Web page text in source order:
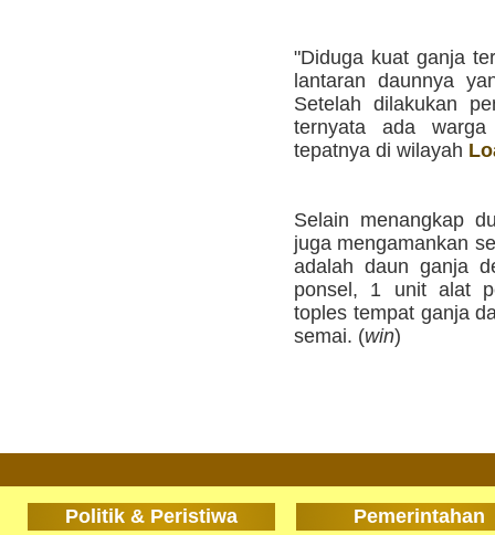
"Diduga kuat ganja
lantaran daunnya
Setelah dilakukan
ternyata ada warga
tepatnya di wilayah
Selain menangkap
juga mengamankan
adalah daun ganja
ponsel, 1 unit alat
toples tempat ganja
semai. (win)
Politik & Peristiwa Pemerintahan